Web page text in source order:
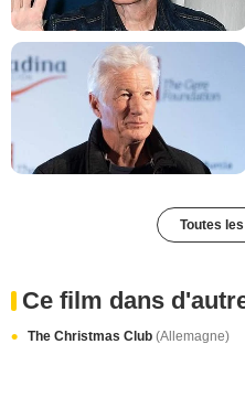
Toutes
Ce film dans
The Christmas Club (Allemagne)